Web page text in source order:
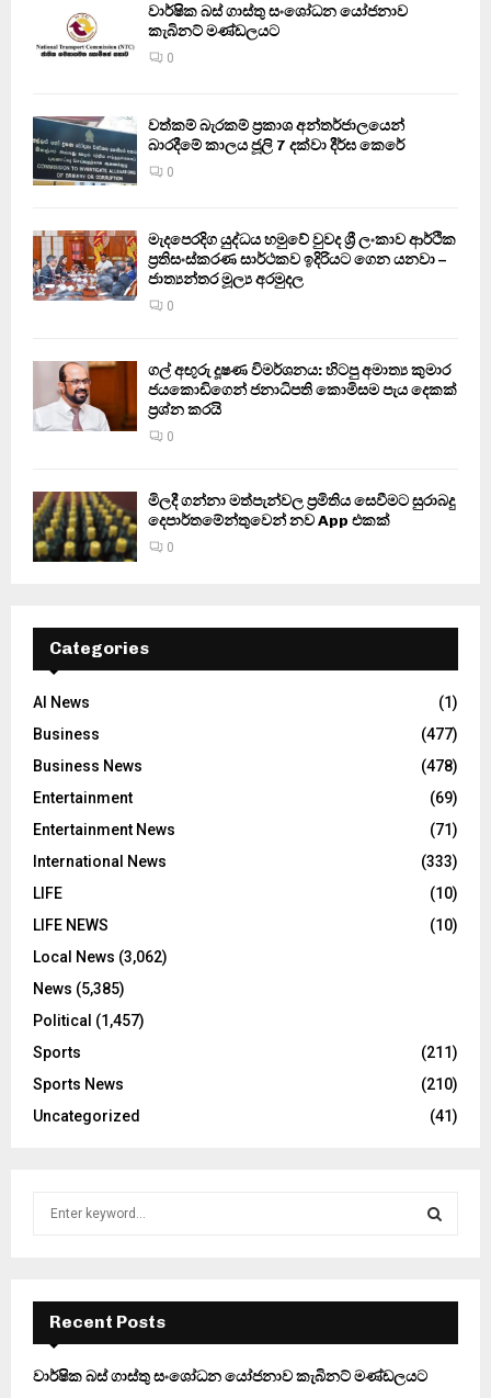
වාර්ෂික බස් ගාස්තු සංශෝධන යෝජනාව
කැබිනට් මණ්ඩලයට
0
වත්කම් බැරකම් ප්‍රකාශ අන්තර්ජාලයෙන්
බාරදීමේ කාලය ජූලි 7 දක්වා දීර්ඝ කෙරේ
0
මැදපෙරදිග යුද්ධය හමුවේ වුවද ශ්‍රී ලංකාව ආර්ථික
ප්‍රතිසංස්කරණ සාර්ථකව ඉදිරියට ගෙන යනවා –
ජාත්‍යන්තර මූල්‍ය අරමුදල
0
ගල් අඟුරු දූෂණ විමර්ශනය: හිටපු අමාත්‍ය කුමාර
ජයකොඩිගෙන් ජනාධිපති කොමිසම පැය දෙකක්
ප්‍රශ්න කරයි
0
මිලදී ගන්නා මත්පැන්වල ප්‍රමිතිය සෙවීමට සුරාබදු
දෙපාර්තමේන්තුවෙන් නව App එකක්
0
Categories
AI News
(1)
Business
(477)
Business News
(478)
Entertainment
(69)
Entertainment News
(71)
International News
(333)
LIFE
(10)
LIFE NEWS
(10)
Local News (3,062)
News (5,385)
Political (1,457)
Sports
(211)
Sports News
(210)
Uncategorized
(41)
f
r
E
A
Recent Posts
වාර්ෂික බස් ගාස්තු සංශෝධන යෝජනාව කැබිනට් මණ්ඩලයට